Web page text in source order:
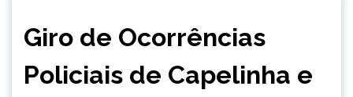
MINAS
NOTÍCIAS
Giro de Ocorrências
Policiais de Capelinha e